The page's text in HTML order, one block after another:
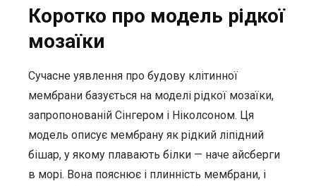
Коротко про модель рідкої
мозаїки
Сучасне уявлення про будову клітинної
мембрани базується на моделі рідкої мозаїки,
запропонованій Сінгером і Ніколсоном. Ця
модель описує мембрану як рідкий ліпідний
бішар, у якому плавають білки — наче айсберги
в морі. Вона пояснює і плинність мембрани, і